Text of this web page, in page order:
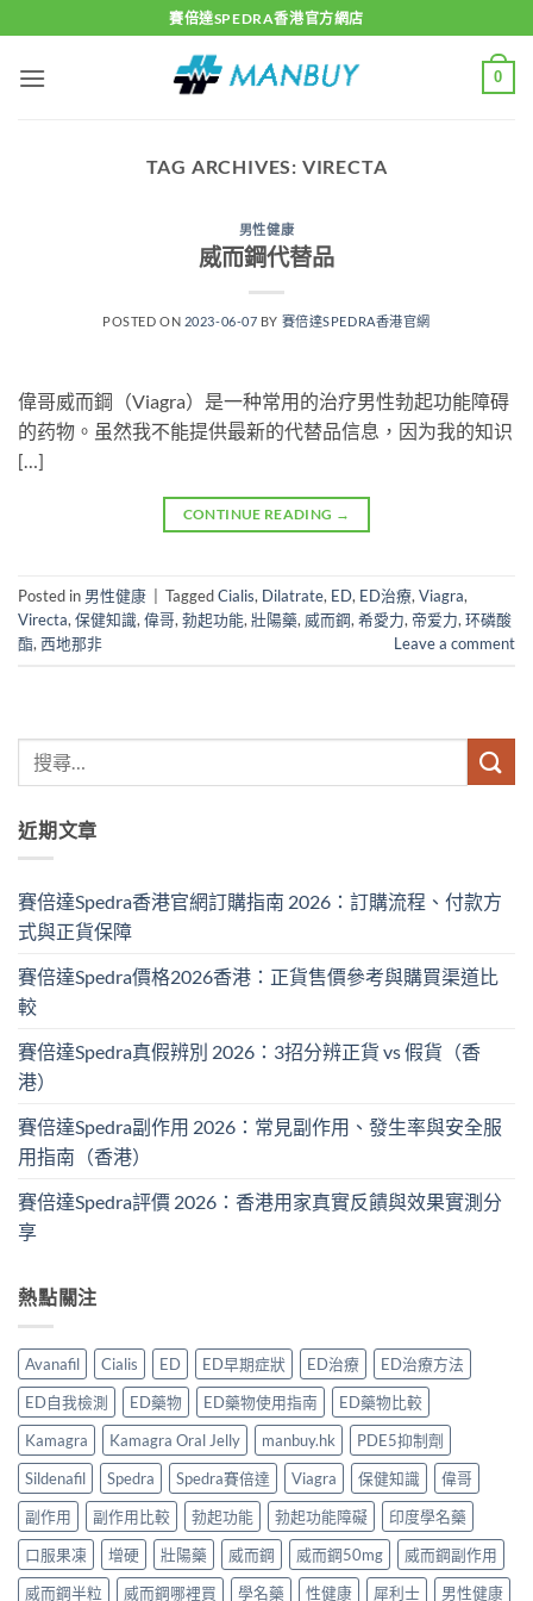
to
content
賽倍達SPEDRA香港官方網店
0
TAG ARCHIVES: VIRECTA
男性健康
威而鋼代替品
POSTED ON 2023-06-07 BY 賽倍達SPEDRA香港官網
偉哥威而鋼（Viagra）是一种常用的治疗男性勃起功能障碍
的药物。虽然我不能提供最新的代替品信息，因为我的知识
[…]
CONTINUE READING →
Posted in 男性健康 TaggedCialis, Dilatrate, ED, ED治療, Viagra,
Virecta, 保健知識, 偉哥, 勃起功能, 壯陽藥, 威而鋼, 希愛力, 帝爱力, 环磷酸
酯, 西地那非 Leave a comment
近期文章
賽倍達Spedra香港官網訂購指南 2026：訂購流程、付款方
式與正貨保障
賽倍達Spedra價格2026香港：正貨售價參考與購買渠道比
較
賽倍達Spedra真假辨別 2026：3招分辨正貨 vs 假貨（香
港）
賽倍達Spedra副作用 2026：常見副作用、發生率與安全服
用指南（香港）
賽倍達Spedra評價 2026：香港用家真實反饋與效果實測分
享
熱點關注
Avanafil Cialis ED ED早期症狀 ED治療
ED治療方法
ED自我檢測
ED藥物 ED藥物使用指南
ED藥物比較
Kamagra
Kamagra Oral Jelly manbuy.hk
PDE5抑制劑
Sildenafil
Spedra Spedra賽倍達 Viagra 保健知識
偉哥
副作用
副作用比較 勃起功能 勃起功能障礙
印度學名藥
口服果凍
增硬 壯陽藥 威而鋼 威而鋼50mg
威而鋼副作用
威而鋼半粒
威而鋼哪裡買 學名藥 性健康 犀利士 男性健康